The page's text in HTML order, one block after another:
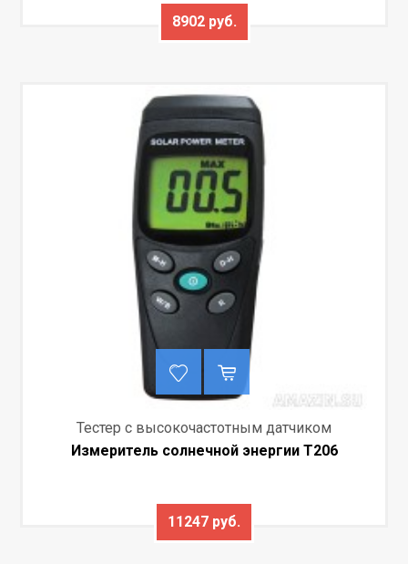
8902 руб.
Тестер с высокочастотным датчиком
Измеритель солнечной энергии Т206
11247 руб.